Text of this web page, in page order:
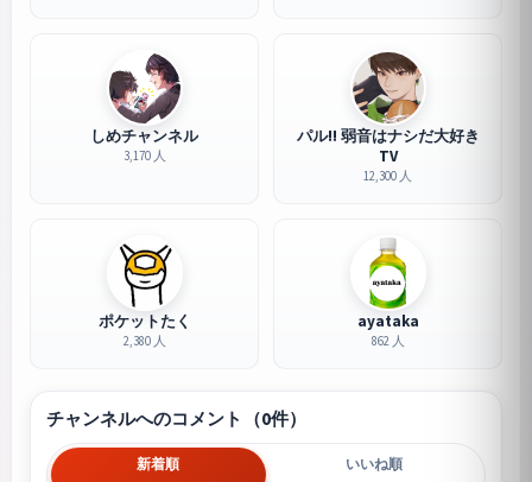
しめチャンネル
3,170 人
パル!! 弱音はナシだ大好き
TV
12,300 人
ポケットたく
2,380 人
ayataka
862 人
チャンネルへのコメント（0件）
新着順 いいね順